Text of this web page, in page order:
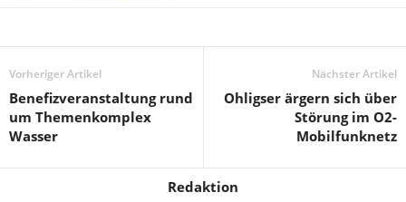
Vorheriger Artikel
Benefizveranstaltung rund
um Themenkomplex
Wasser
Nächster Artikel
Ohligser ärgern sich über
Störung im O2-
Mobilfunknetz
Redaktion